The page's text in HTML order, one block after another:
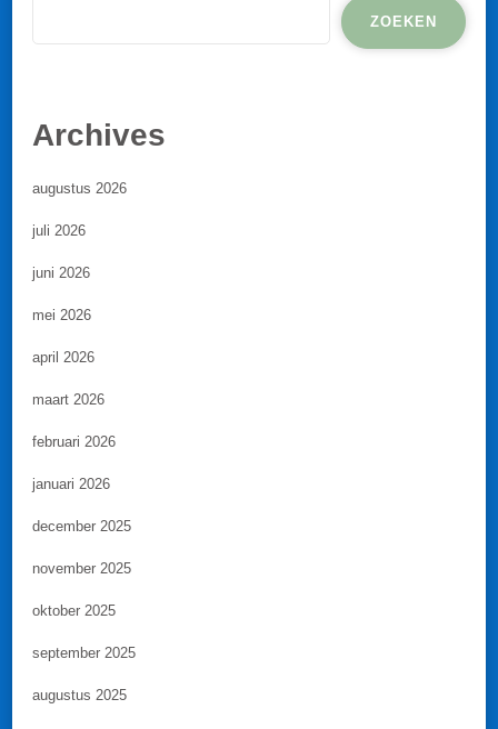
ZOEKEN
Archives
augustus 2026
juli 2026
juni 2026
mei 2026
april 2026
maart 2026
februari 2026
januari 2026
december 2025
november 2025
oktober 2025
september 2025
augustus 2025